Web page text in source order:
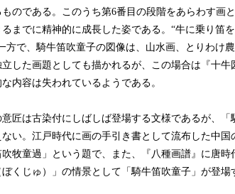
のである。このうち第6番目の段階をあらわす画
までに精神的に成長した姿である。“牛に乗り笛
方で、騎牛笛吹童子の図像は、山水画、とりわけ
した画題としても描かれるが、この場合は『十牛
内容は失われているようである。
匠は古染付にしばしば登場する文様であるが、「
い。江戸時代に画の手引き書として流布した中国
牧童過」という題で、また、『八種画譜』に唐時
くじゅ）」の情景として「騎牛笛吹童子」が登場